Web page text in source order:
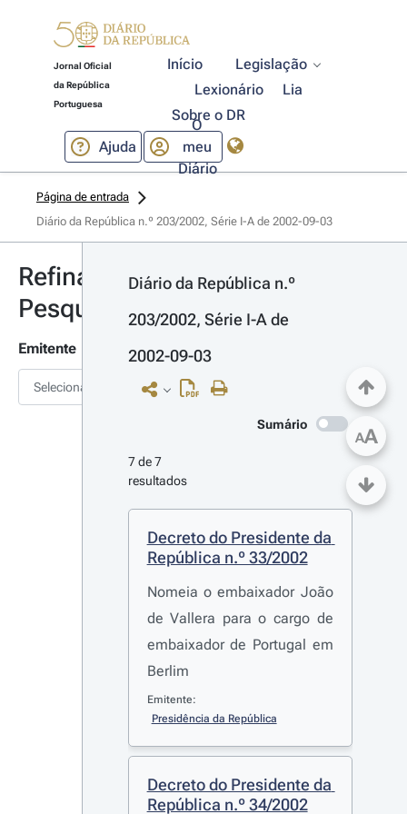
Jornal Oficial
da República
Portuguesa
Início
Legislação
Lexionário
Lia
Sobre o DR
Ajuda
O
meu
Diário
Página de entrada
Diário da República n.º 203/2002, Série I-A de 2002-09-03
Refinar
Pesquisa
Emitente
Selecionar
Diário da República n.º
203/2002, Série I-A de
2002-09-03
Sumário
7 de 7
resultados
Decreto do Presidente da
República n.º 33/2002
Nomeia o embaixador João
de Vallera para o cargo de
embaixador de Portugal em
Berlim
Emitente:
Presidência da República
Decreto do Presidente da
República n.º 34/2002
AA